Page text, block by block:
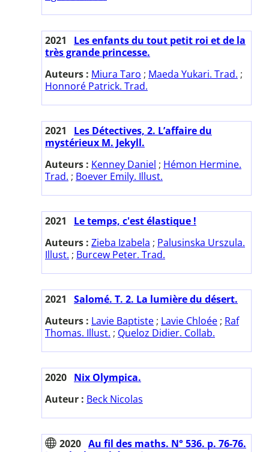
2021
Les enfants du tout petit roi et de la
très grande princesse.
Auteurs : Miura Taro ; Maeda Yukari. Trad. ;
Honnoré Patrick. Trad.
2021
Les Détectives, 2. L’affaire du
mystérieux M. Jekyll.
Auteurs : Kenney Daniel ; Hémon Hermine.
Trad. ; Boever Emily. Illust.
2021
Le temps, c'est élastique !
Auteurs : Zieba Izabela ; Palusinska Urszula.
Illust. ; Burcew Peter. Trad.
2021
Salomé. T. 2. La lumière du désert.
Auteurs : Lavie Baptiste ; Lavie Chloée ; Raf
Thomas. Illust. ; Queloz Didier. Collab.
2020 Nix Olympica.
Auteur : Beck Nicolas
2020 Au fil des maths. N° 536. p. 76-76.